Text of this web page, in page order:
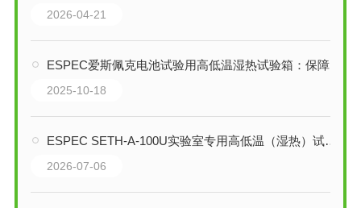
2026-04-21
ESPEC爱斯佩克电池试验用高低温湿热试验箱：保障新能源安全的关键装备
2025-10-18
ESPEC SETH-A-100U实验室专用高低温（湿热）试验箱技术解析
2026-07-06